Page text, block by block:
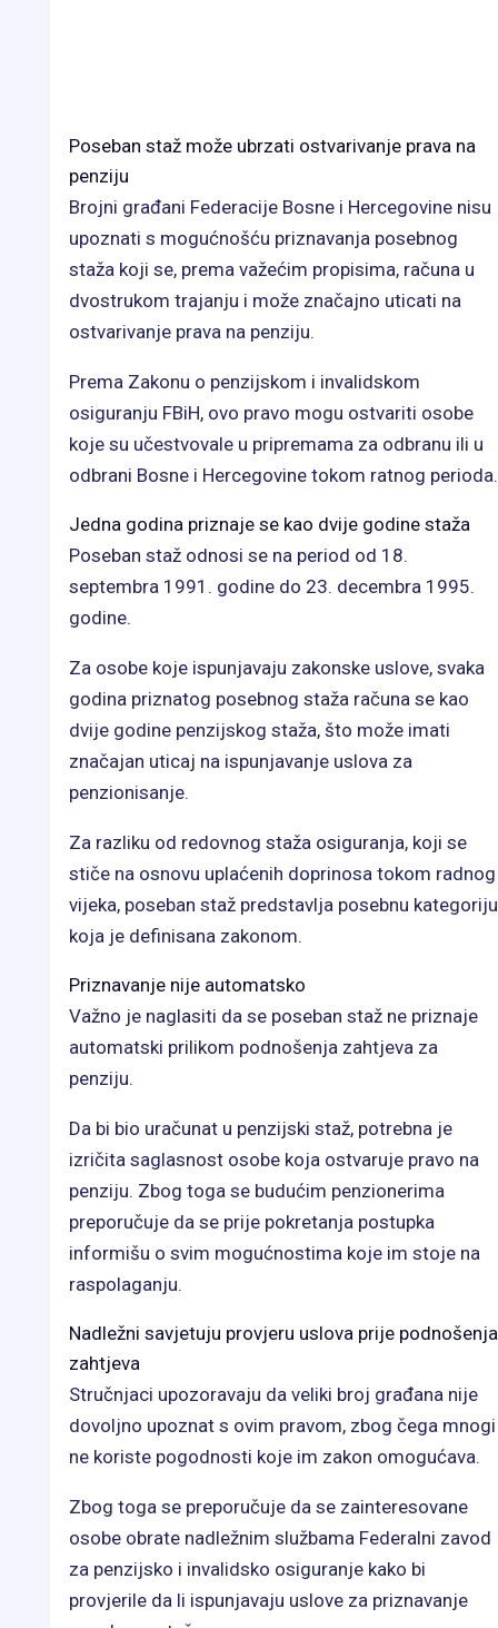
Poseban staž može ubrzati ostvarivanje prava na
penziju
Brojni građani Federacije Bosne i Hercegovine nisu
upoznati s mogućnošću priznavanja posebnog
staža koji se, prema važećim propisima, računa u
dvostrukom trajanju i može značajno uticati na
ostvarivanje prava na penziju.
Prema Zakonu o penzijskom i invalidskom
osiguranju FBiH, ovo pravo mogu ostvariti osobe
koje su učestvovale u pripremama za odbranu ili u
odbrani Bosne i Hercegovine tokom ratnog perioda.
Jedna godina priznaje se kao dvije godine staža
Poseban staž odnosi se na period od 18.
septembra 1991. godine do 23. decembra 1995.
godine.
Za osobe koje ispunjavaju zakonske uslove, svaka
godina priznatog posebnog staža računa se kao
dvije godine penzijskog staža, što može imati
značajan uticaj na ispunjavanje uslova za
penzionisanje.
Za razliku od redovnog staža osiguranja, koji se
stiče na osnovu uplaćenih doprinosa tokom radnog
vijeka, poseban staž predstavlja posebnu kategoriju
koja je definisana zakonom.
Priznavanje nije automatsko
Važno je naglasiti da se poseban staž ne priznaje
automatski prilikom podnošenja zahtjeva za
penziju.
Da bi bio uračunat u penzijski staž, potrebna je
izričita saglasnost osobe koja ostvaruje pravo na
penziju. Zbog toga se budućim penzionerima
preporučuje da se prije pokretanja postupka
informišu o svim mogućnostima koje im stoje na
raspolaganju.
Nadležni savjetuju provjeru uslova prije podnošenja
zahtjeva
Stručnjaci upozoravaju da veliki broj građana nije
dovoljno upoznat s ovim pravom, zbog čega mnogi
ne koriste pogodnosti koje im zakon omogućava.
Zbog toga se preporučuje da se zainteresovane
osobe obrate nadležnim službama Federalni zavod
za penzijsko i invalidsko osiguranje kako bi
provjerile da li ispunjavaju uslove za priznavanje